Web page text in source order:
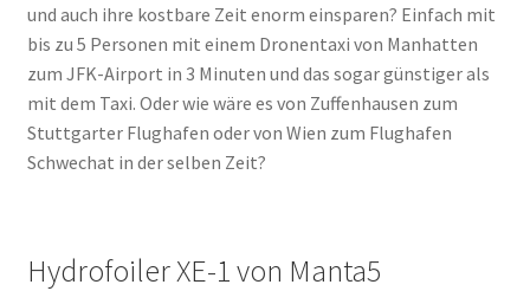
und auch ihre kostbare Zeit enorm einsparen? Einfach mit
bis zu 5 Personen mit einem Dronentaxi von Manhatten
zum JFK-Airport in 3 Minuten und das sogar günstiger als
mit dem Taxi. Oder wie wäre es von Zuffenhausen zum
Stuttgarter Flughafen oder von Wien zum Flughafen
Schwechat in der selben Zeit?
Hydrofoiler XE-1 von Manta5